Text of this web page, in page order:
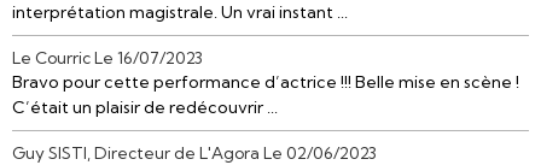
interprétation magistrale. Un vrai instant ...
Le CourricLe 16/07/2023
Bravo pour cette performance d’actrice !!! Belle mise en scène !
C’était un plaisir de redécouvrir ...
Guy SISTI, Directeur de L'Agora Le 02/06/2023